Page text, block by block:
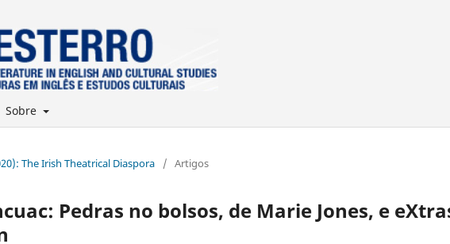
Sobre
The Irish Theatrical Diaspora / Artigos
Pedras no bolsos, de Marie Jones, e